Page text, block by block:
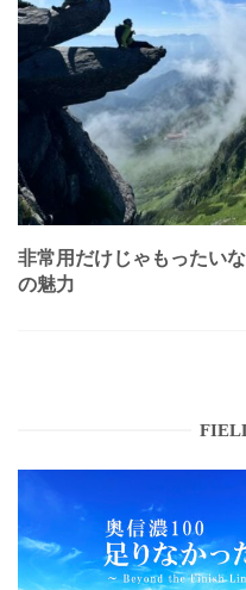
非常用だけじゃもったい
の魅力